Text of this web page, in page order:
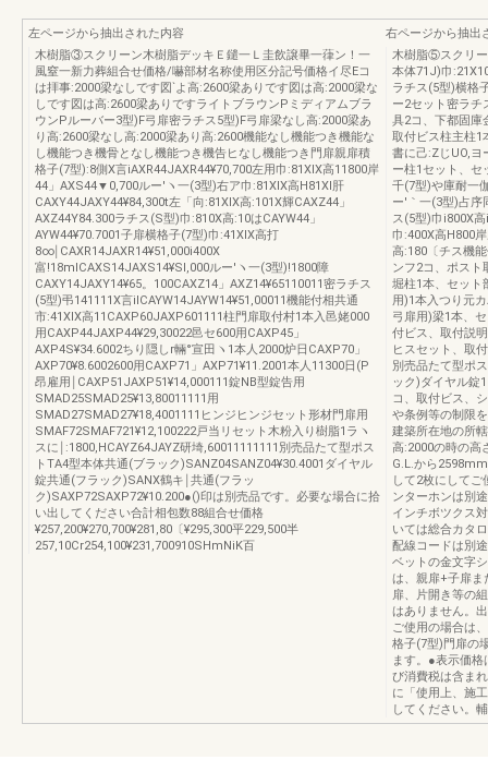
左ページから抽出された内容
木樹脂③スクリーン木樹脂デッキＥ鑓一Ｌ圭飲譲畢一葎ン！一
風窒一新力葬組合せ価格/嚇部材名称使用区分記号価格イ尽Eコ
は拝事:2000梁なしです図`よ高:2600梁ありです図は高:2000梁な
しです図は高:2600梁ありですライトブラウンPミディアムブラ
ウンPルーバー3型)F弓扉密ラチス5型)F弓扉梁なし高:2000梁あ
り高:2600梁なし高:2000梁あり高:2600機能なし機能つき機能な
し機能つき機骨となし機能つき機告ヒなし機能つき門扉親扉積
格子(7型):8側X言iAXR44JAXR44¥70,700左用巾:81XIX高11800岸
44」AXS44▼0,700ルー′ヽ一(3型)右ア巾:81XIX高H81Xl肝
CAXY44JAXY44¥84,300t左「向:81XIX高:101X輝CAXZ44」
AXZ44Y84.300ラチス(S型)巾:810X高:10はCAYW44」
AYW44¥70.7001子扉横格子(7型)巾:41XIX高打
8∞￨CAXR14JAXR14¥51,000i400X
富!18mlCAXS14JAXS14¥Sl,000ルー′ヽ一(3型)!1800障
CAXY14JAXY14¥65。100CAXZ14」AXZ14¥65110011密ラチス
(5型)弔141111X言ilCAYW14JAYW14¥51,00011機能付相共通
市:41XIX高11CAXP60JAXP601111柱門扉取付村1本入邑姥000
用CAXP44JAXP44¥29,30022邑セ600用CAXP45」
AXP4S¥34.6002ちり隠しr輛°宣田ヽ1本人2000炉日CAXP70」
AXP70¥8.6002600用CAXP71」AXP71¥11.2001本人11300日(P
昂雇用￨CAXP51JAXP51¥14,000111錠NB型錠告用
SMAD25SMAD25¥13,80011111用
SMAD27SMAD27¥18,4001111ヒンジヒンジセット形材門扉用
SMAF72SMAF721¥12,100222戸当リセット木粉入り樹脂1ラヽ
スに￨:1800,HCAYZ64JAYZ研埼,60011111111別売品たて型ポス
トTA4型本体共通(ブラック)SANZ04SANZ04¥30.4001ダイヤル
錠共通(フラック)SANX鶴キ￨共通(フラッ
ク)SAXP72SAXP72¥10.200●()印は別売品です。必要な場合に拾
い出してください合計相包数88組合せ価格
¥257,200¥270,700¥281,80〔¥295,300平229,500半
257,10Cr254,100¥231,700910SHmNiK百
右ページから抽出
木樹脂⑤スクリ
本体71J)巾
ラチス(5型)横格
ー2セット密ラチ
具2コ、下都固庫
取付ビス柱主柱1
書に己:ZじUO,ヨ
ー柱1セット、セ
千(7型)や庫耐一
ー′｀一(3型)占
ス(5型)巾i800X
巾:400X高H800
高:180〔チス機
ンフ2コ、ポスト
堀柱1本、セット
用)1本入つり元
弓扉用)梁1本、
付ビス、取付説
ヒスセット、取
別売品たて型ポ
ック)ダイヤル錠
コ、取付ビス、
や条例等の制限
建築所在地の所
高:2000の時の高
G.L.から
して2枚にして
ンターホンは別
インチボツクス
いては総合カタ
配線コードは別
ベットの金文字
は、親扉+子扉ま
扉、片開き等の
はありません。
ご使用の場合は
格子(7型)門扉の
ます。●表示価
び消費税は含ま
に「使用上、施
してください。